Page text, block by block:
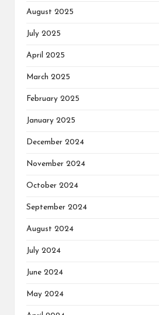
August 2025
July 2025
April 2025
March 2025
February 2025
January 2025
December 2024
November 2024
October 2024
September 2024
August 2024
July 2024
June 2024
May 2024